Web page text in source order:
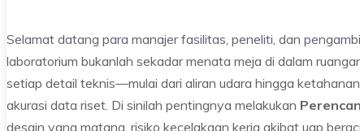
Selamat datang para manajer fasilitas, peneliti, dan
laboratorium bukanlah sekadar menata meja di dalam
setiap detail teknis—mulai dari aliran udara hingga
akurasi data riset. Di sinilah pentingnya melakukan
desain yang matang, risiko kecelakaan kerja akibat uap